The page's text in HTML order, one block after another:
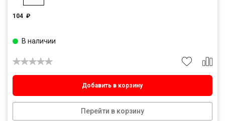
104 ₽
Добавить в корзину
Перейти в корзину
В наличии